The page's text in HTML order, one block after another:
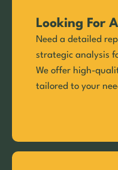
Looking For
Need a detailed
strategic analysis
We offer high-
tailored to your